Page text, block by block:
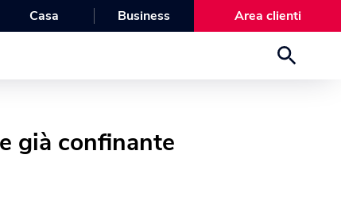
Casa Business Area clienti
già confinante